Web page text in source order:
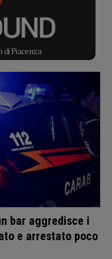
di Piacenza
bar aggredisce i
e arrestato poco